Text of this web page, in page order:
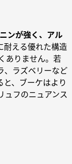
ンが強く、アル
耐える優れた構造
ありません。若
、ラズベリーなど
、ブーケはより
ュフのニュアンス